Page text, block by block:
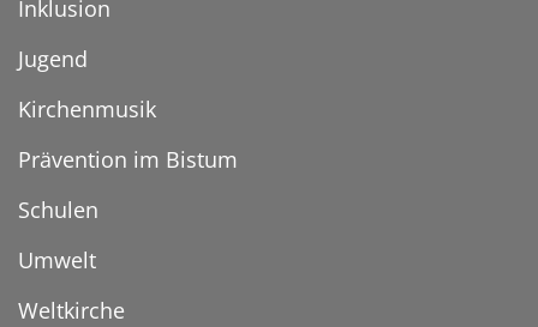
Inklusion
Jugend
Kirchenmusik
Prävention im Bistum
Schulen
Umwelt
Weltkirche